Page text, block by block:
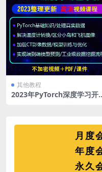
其他教程
2023年PyTorch深度学习开
月度
年度
永久